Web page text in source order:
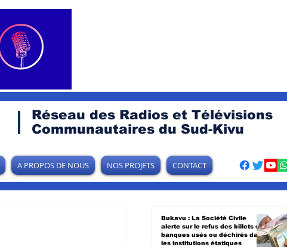
Réseau des Radios et Télévisions
Communautaires du Sud-Kivu
A PROPOS DE NOUS NOS PROJETS CONTACT
Bukavu : La Société Civile
alerte sur le refus des billets de
banques usés ou déchirés dans
les institutions étatiques